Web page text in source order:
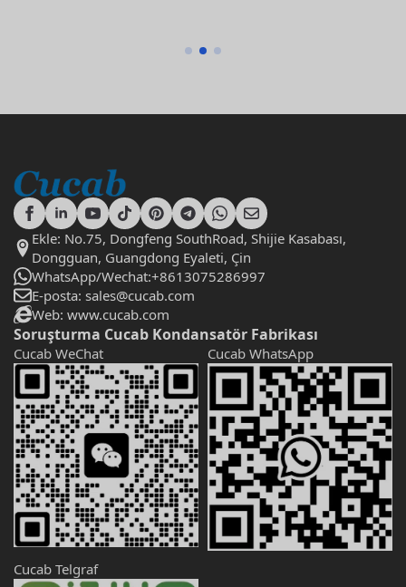
Ekle: No.75, Dongfeng SouthRoad, Shijie Kasabası,
Dongguan, Guangdong Eyaleti, Çin
WhatsApp/Wechat:+8613075286997
E-posta: sales@cucab.com
Web: www.cucab.com
Soruşturma Cucab Kondansatör Fabrikası
Cucab WeChat Cucab WhatsApp
Cucab Telgraf